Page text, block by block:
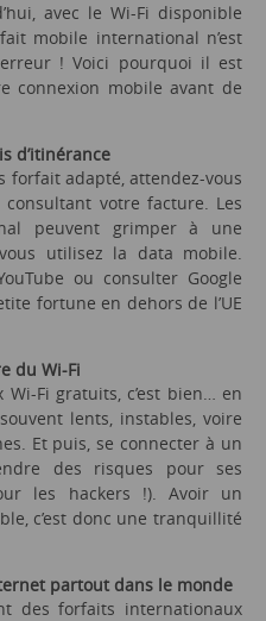
avec le Wi-Fi disponible
mobile international n’est
! Voici pourquoi il est
connexion mobile avant de
d’itinérance
forfait adapté, attendez-vous
votre facture. Les
peuvent grimper à une
utilisez la data mobile.
ou consulter Google
fortune en dehors de l’UE
du Wi-Fi
Fi gratuits, c’est bien… en
lents, instables, voire
Et puis, se connecter à un
des risques pour ses
les hackers !). Avoir un
c’est donc une tranquillité
partout dans le monde
des forfaits internationaux